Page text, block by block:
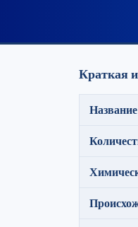
Краткая